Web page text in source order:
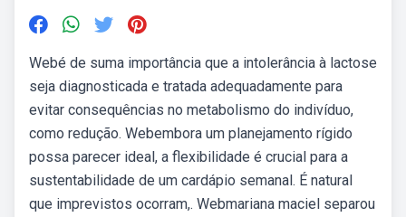
Webé de suma importância que a intolerância à lactose
seja diagnosticada e tratada adequadamente para
evitar consequências no metabolismo do indivíduo,
como redução. Webembora um planejamento rígido
possa parecer ideal, a flexibilidade é crucial para a
sustentabilidade de um cardápio semanal. É natural
que imprevistos ocorram,. Webmariana maciel separou